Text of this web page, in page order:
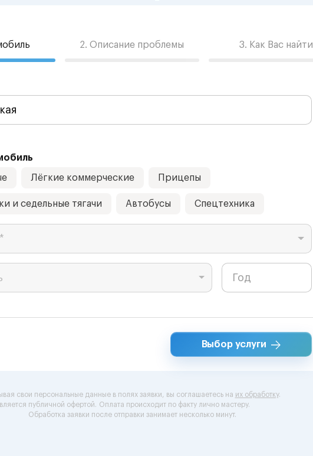
2. Описание проблемы 3. Как Вас найти
Лёгкие коммерческие Прицепы
и седельные тягачи Автобусы Спецтехника
Выбор услуги
свои персональные данные в полях заявки, вы соглашаетесь на их обработку.
публичной офертой. Оплата происходит по факту лично мастеру.
Обработка заявки после отправки занимает несколько минут.